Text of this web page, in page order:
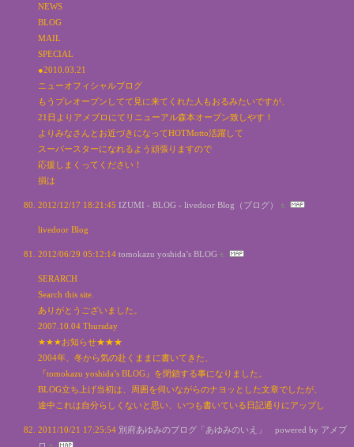
NEWS
BLOG
MAIL
SPECIAL
●2010.03.21
ニューオフィシャルブログ
もうプレオープンしてて見に来てくれた人もおるみたいですが、
21日よりアメブロにてリニューアル森本オープン致しやす！
よりみなさんとお近づきになってHOTMotto活躍して
スーパースターになれるよう頑張りますので
応援しまくってください！
損は
2012/12/17 18:21:45 IZUMI - BLOG - livedoor Blog（ブログ）
livedoor Blog
2012/06/29 05:12:14 tomokazu yoshida’s BLOG
SERARCH
Search this site.
ありがとうございました。
2007.10.04 Thursday
★★★お知らせ★★★
2004年、冬から気の赴くままに書いてきた、
『tomokazu yoshida’s BLOG』を閉鎖する事になりました。
BLOG立ち上げ当初は、周囲を伺いながらのナヨッとした文章でしたが、
途中これは自分らしくないと思い、いつも書いている日記通りにアップし
2011/10/21 17:25:54 別府あゆみのブログ「あゆみのいえ」 powered by アメブ